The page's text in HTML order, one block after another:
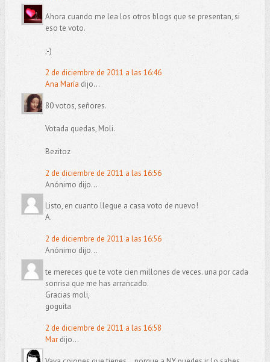
Ahora cuando me lea los otros blogs que se presentan, si
eso te voto.
;-)
2 de diciembre de 2011 a las 16:46
Ana María dijo...
80 votos, señores.
Votada quedas, Moli.
Bezitoz
2 de diciembre de 2011 a las 16:56
Anónimo dijo...
Listo, en cuanto llegue a casa voto de nuevo!
A.
2 de diciembre de 2011 a las 16:56
Anónimo dijo...
te mereces que te vote cien millones de veces. una por cada
sonrisa que me has arrancado.
Gracias moli,
goguita
2 de diciembre de 2011 a las 16:58
Mardijo...